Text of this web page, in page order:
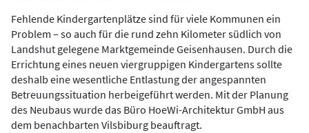
Fehlende Kindergartenplätze sind für viele Kommunen ein
Problem – so auch für die rund zehn Kilometer südlich von
Landshut gelegene Marktgemeinde Geisenhausen. Durch die
Errichtung eines neuen viergruppigen Kindergartens sollte
deshalb eine wesentliche Entlastung der angespannten
Betreuungssituation herbeigeführt werden. Mit der Planung
des Neubaus wurde das Büro HoeWi-Architektur GmbH aus
dem benachbarten Vilsbiburg beauftragt.